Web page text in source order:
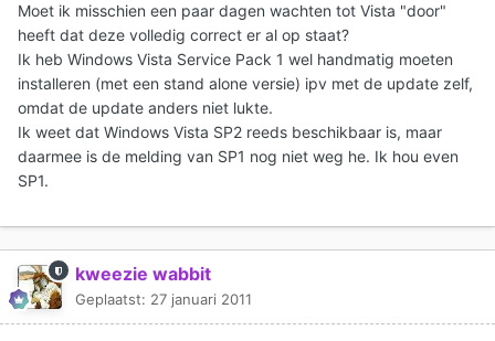
Moet ik misschien een paar dagen wachten tot Vista "door"
heeft dat deze volledig correct er al op staat?
Ik heb Windows Vista Service Pack 1 wel handmatig moeten
installeren (met een stand alone versie) ipv met de update zelf,
omdat de update anders niet lukte.
Ik weet dat Windows Vista SP2 reeds beschikbaar is, maar
daarmee is de melding van SP1 nog niet weg he. Ik hou even
SP1.
kweezie wabbit
Geplaatst: 27 januari 2011